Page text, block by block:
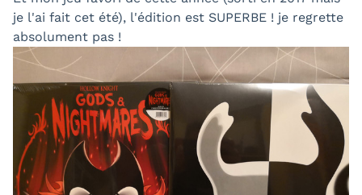
je l'ai fait cet été), l'édition est SUPERBE ! je regrette
absolument pas !